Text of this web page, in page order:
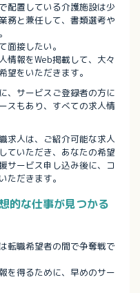
配置している介護施設は少
務と兼任して、書類選考や
面接したい。
情報をWeb掲載して、大々
望をいただきます。
、サービスご登録者の方に
スもあり、すべての求人情
求人は、ご紹介可能な求人
ていただき、あなたの希望
サービス申し込み後に、コ
ただきます。
的な仕事が見つかる
転職希望者の間で争奪戦で
を得るために、早めのサー